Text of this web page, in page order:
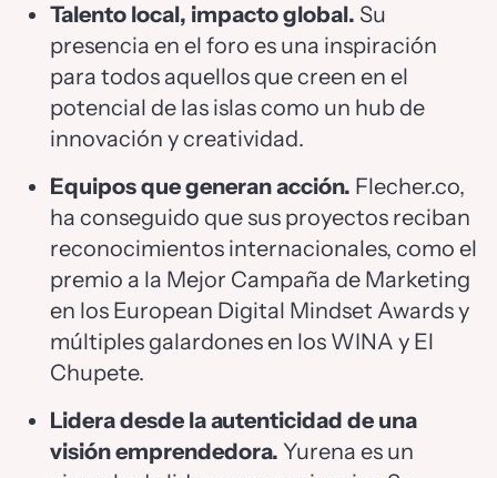
Talento local, impacto global. Su
presencia en el foro es una inspiración
para todos aquellos que creen en el
potencial de las islas como un hub de
innovación y creatividad.
Equipos que generan acción. Flecher.co,
ha conseguido que sus proyectos reciban
reconocimientos internacionales, como el
premio a la Mejor Campaña de Marketing
en los European Digital Mindset Awards y
múltiples galardones en los WINA y El
Chupete.
Lidera desde la autenticidad de una
visión emprendedora. Yurena es un